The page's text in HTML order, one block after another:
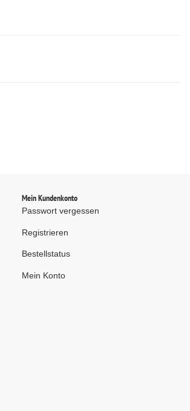
Mein Kundenkonto
Passwort vergessen
Registrieren
Bestellstatus
Mein Konto